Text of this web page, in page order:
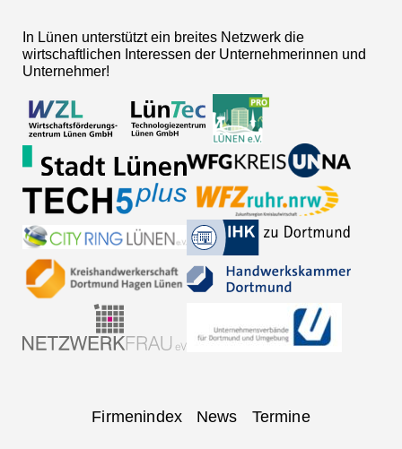
In Lünen unterstützt ein breites Netzwerk die
wirtschaftlichen Interessen der Unternehmerinnen und
Unternehmer!
Firmenindex News Termine